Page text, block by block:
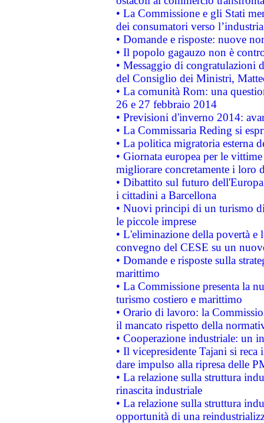
• La Commissione e gli Stati
dei consumatori verso
• Domande e risposte: nuove
• Il popolo gagauzo non è
• Messaggio di congratulazioni
del Consiglio dei Ministri,
• La comunità Rom: una
26 e 27 febbraio 2014
• Previsioni d'inverno 2014:
• La Commissaria Reding si
• La politica migratoria esterna
• Giornata europea per le
migliorare concretamente i loro
• Dibattito sul futuro
i cittadini a Barcellona
• Nuovi principi di un turismo
le piccole imprese
• L'eliminazione della povertà
convegno del CESE su un
• Domande e risposte sulla
marittimo
• La Commissione presenta la
turismo costiero e marittimo
• Orario di lavoro: la
il mancato rispetto della
• Cooperazione industriale: un
• Il vicepresidente Tajani si
dare impulso alla ripresa delle
• La relazione sulla struttura
rinascita industriale
• La relazione sulla struttura
opportunità di una